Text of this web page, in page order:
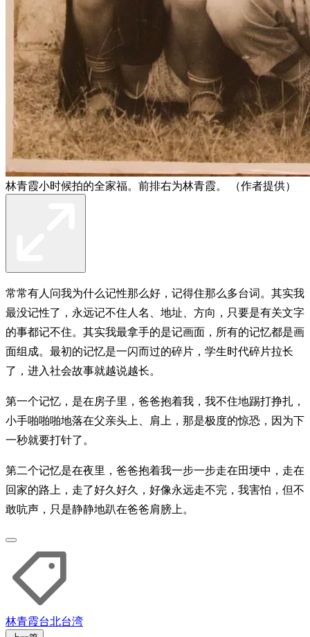
林青霞小时候拍的全家福。前排右为林青霞。 （作者提供）
常常有人问我为什么记性那么好，记得住那么多台词。其实我
最没记性了，永远记不住人名、地址、方向，只要是有关文字
的事都记不住。其实我最拿手的是记画面，所有的记忆都是画
面组成。最初的记忆是一闪而过的碎片，学生时代碎片拉长
了，进入社会故事就越说越长。
第一个记忆，是在房子里，爸爸抱着我，我不住地踢打挣扎，
小手啪啪啪地落在父亲头上、肩上，那是极度的惊恐，因为下
一秒就要打针了。
第二个记忆是在夜里，爸爸抱着我一步一步走在田埂中，走在
回家的路上，走了好久好久，好像永远走不完，我害怕，但不
敢吭声，只是静静地趴在爸爸肩膀上。
林青霞台北台湾